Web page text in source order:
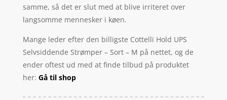
samme, så det er slut med at blive irriteret over
langsomme mennesker i køen.
Mange leder efter den billigste Cottelli Hold UPS
Selvsiddende Strømper – Sort – M på nettet, og de
ender oftest ud med at finde tilbud på produktet
her: Gå til shop